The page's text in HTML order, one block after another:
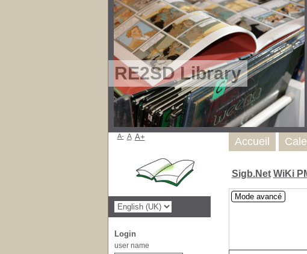
RE2SD Library
Sigb.Net WiKi
Mode avancé
Accueil
A- A A+
Login
user name